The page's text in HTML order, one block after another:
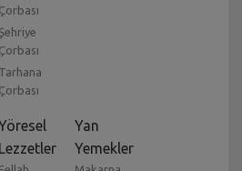
Çorbası
Şehriye
Çorbası
Tarhana
Çorbası
Lezzetler
Yan
Yemekler